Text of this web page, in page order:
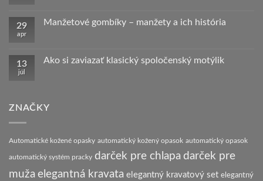
Kravata
–
tipov
ako
29
apr
Manžetové gombíky – manžety a ich história
Manžetové
gombíky
13
júl
Ako si zaviazať klasický spoločenský motýlik
zaviazať
ZNAČKY
Automatické kožené opasky automatický kožený opasok automatický opasok
automatický systém pracky darček pre chlapa darček pre
muža elegantná kravata elegantný kravatový set elegantný